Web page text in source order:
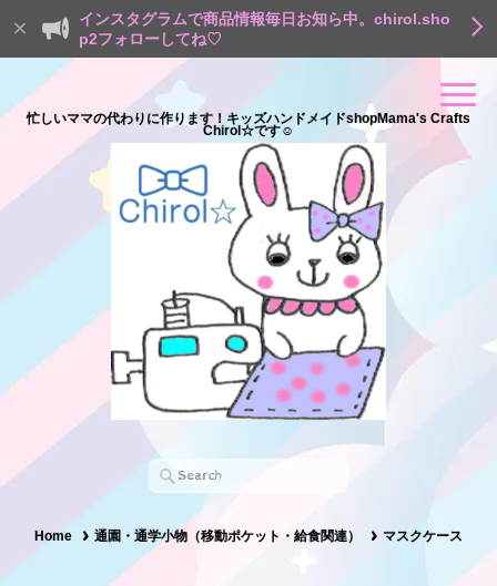
インスタグラムで商品情報毎日お知ら中。chirol.sho
p2フォローしてね♡
忙しいママの代わりに作ります！キッズハンドメイドshopMama's Crafts
Chirol☆です☺
Home 通園・通学小物（移動ポケット・給食関連） マスクケース